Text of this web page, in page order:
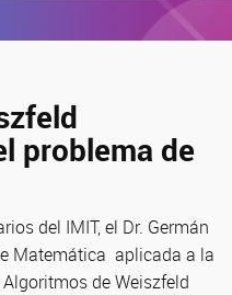
problema de
del IMIT, el Dr. Germán
Matemática aplicada a la
de Weiszfeld